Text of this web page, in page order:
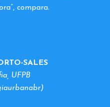
compara.
SALES
UFPB